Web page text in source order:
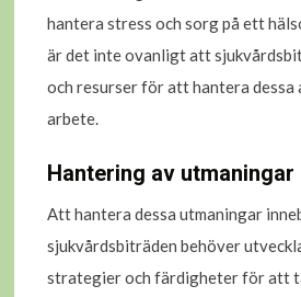
hantera stress och sorg på ett
är det inte ovanligt att
och resurser för att hantera dessa
arbete.
Hantering av utmaningar
Att hantera dessa utmaningar
sjukvårdsbiträden behöver
strategier och färdigheter för att